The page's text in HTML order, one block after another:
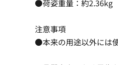
●荷姿重量：約2.36kg
注意事項
●本来の用途以外には